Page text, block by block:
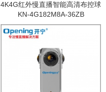
4K4G红外慢直播智能高清布控球
KN-4G182M8A-36ZB